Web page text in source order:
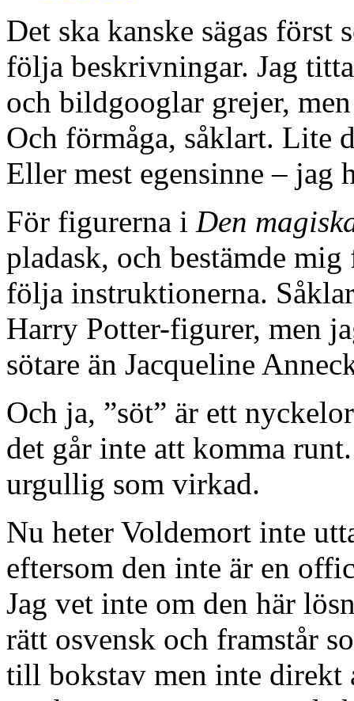
Det ska kanske sägas först
följa beskrivningar. Jag
och bildgooglar grejer,
Och förmåga, såklart. Lite
Eller mest egensinne – jag
För figurerna i Den
pladask, och bestämde
följa instruktionerna.
Harry Potter-figurer, men
sötare än Jacqueline
Och ja, ”söt” är ett
det går inte att komma
urgullig som virkad.
Nu heter Voldemort inte
eftersom den inte är en
Jag vet inte om den här
rätt osvensk och framstår
till bokstav men inte direkt